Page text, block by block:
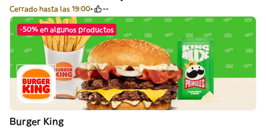
Cerrado hasta las 19:00 --
-50% en algunos productos
Burger King